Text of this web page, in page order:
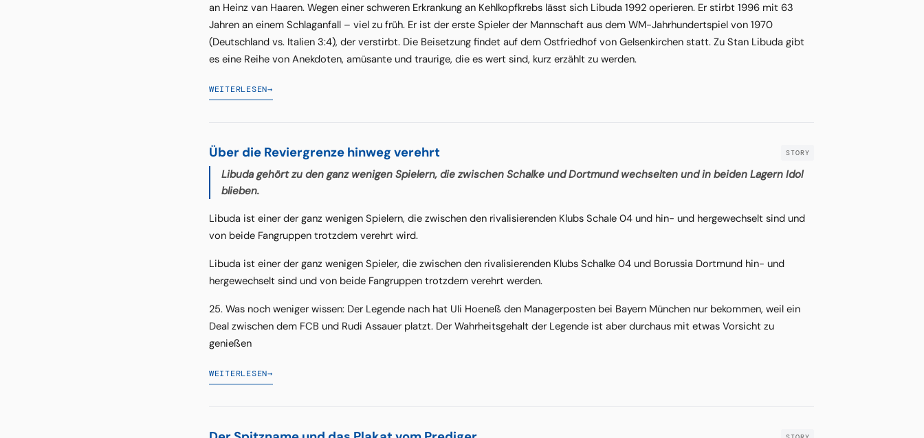
an Heinz van Haaren. Wegen einer schweren Erkrankung an Kehlkopfkrebs lässt sich Libuda 1992 operieren. Er stirbt 1996 mit 63
Jahren an einem Schlaganfall – viel zu früh. Er ist der erste Spieler der Mannschaft aus dem WM-Jahrhundertspiel von 1970
(Deutschland vs. Italien 3:4), der verstirbt. Die Beisetzung findet auf dem Ostfriedhof von Gelsenkirchen statt. Zu Stan Libuda gibt
es eine Reihe von Anekdoten, amüsante und traurige, die es wert sind, kurz erzählt zu werden.
WEITERLESEN→
Über die Reviergrenze hinweg verehrt
Libuda gehört zu den ganz wenigen Spielern, die zwischen Schalke und Dortmund wechselten und in beiden Lagern Idol
blieben.
Libuda ist einer der ganz wenigen Spielern, die zwischen den rivalisierenden Klubs Schale 04 und hin- und hergewechselt sind und
von beide Fangruppen trotzdem verehrt wird.
Libuda ist einer der ganz wenigen Spieler, die zwischen den rivalisierenden Klubs Schalke 04 und Borussia Dortmund hin- und
hergewechselt sind und von beide Fangruppen trotzdem verehrt werden.
25. Was noch weniger wissen: Der Legende nach hat Uli Hoeneß den Managerposten bei Bayern München nur bekommen, weil ein
Deal zwischen dem FCB und Rudi Assauer platzt. Der Wahrheitsgehalt der Legende ist aber durchaus mit etwas Vorsicht zu
genießen
WEITERLESEN→